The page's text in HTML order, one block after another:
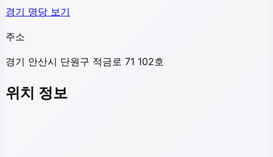
경기 명당 보기
주소
경기 안산시 단원구 적금로 71 102호
위치 정보